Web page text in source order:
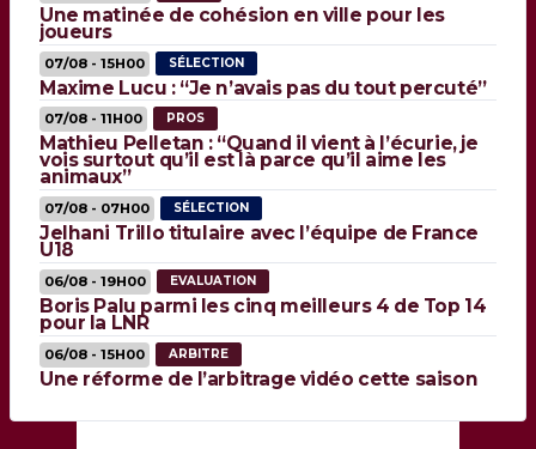
Une matinée de cohésion en ville pour les
joueurs
07/08 - 15H00 SÉLECTION
Maxime Lucu : “Je n’avais pas du tout percuté”
07/08 - 11H00 PROS
Mathieu Pelletan : “Quand il vient à l’écurie, je
vois surtout qu’il est là parce qu’il aime les
animaux”
07/08 - 07H00 SÉLECTION
Jelhani Trillo titulaire avec l’équipe de France
U18
06/08 - 19H00 EVALUATION
Boris Palu parmi les cinq meilleurs 4 de Top 14
pour la LNR
06/08 - 15H00 ARBITRE
Une réforme de l’arbitrage vidéo cette saison